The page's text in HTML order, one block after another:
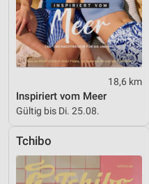
18,6 km
Inspiriert vom Meer
Gültig bis Di. 25.08.
Tchibo